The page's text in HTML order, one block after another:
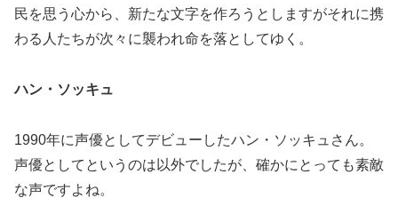
民を思う心から、新たな文字を作ろうとしますがそれに携
わる人たちが次々に襲われ命を落としてゆく。
ハン・ソッキュ
1990年に声優としてデビューしたハン・ソッキュさん。
声優としてというのは以外でしたが、確かにとっても素敵
な声ですよね。